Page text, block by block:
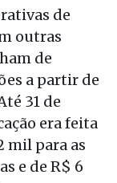
de
outras
de
a partir de
31 de
era feita
mil para as
e de R$ 6